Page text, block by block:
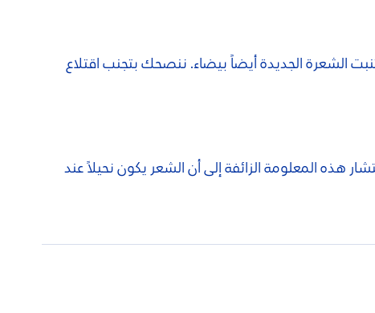
الجديدة أيضاً بيضاء. ننصحك بتجنب اقتلاع
المعلومة الزائفة إلى أن الشعر يكون نحيلاً عند